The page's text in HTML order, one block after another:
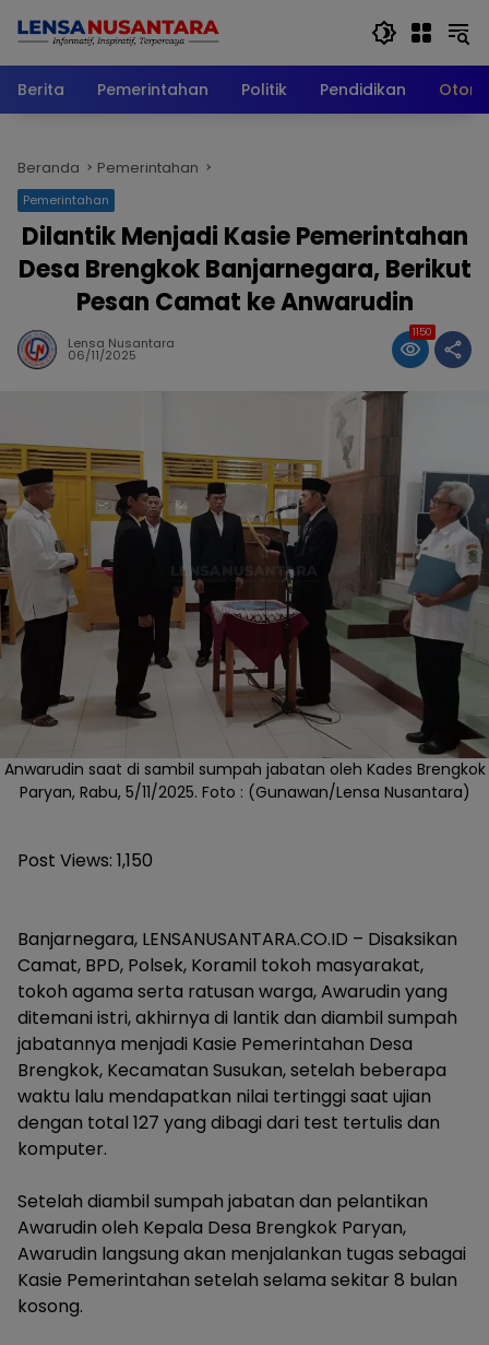
Berita
Pemerintahan Politik Pendidikan
Beranda Pemerintahan
Pemerintahan
‎Dilantik Menjadi Kasie Pemerintahan
Desa Brengkok Banjarnegara, Berikut
Pesan Camat ke Anwarudin
Lensa Nusantara
06/11/2025
1150
Anwarudin saat di sambil sumpah jabatan oleh Kades Brengkok
Paryan, Rabu, 5/11/2025. Foto : (Gunawan/Lensa Nusantara)
Post Views: 1,150
‎Banjarnegara, LENSANUSANTARA.CO.ID – Disaksikan
Camat, BPD, Polsek, Koramil tokoh masyarakat,
tokoh agama serta ratusan warga, Awarudin yang
ditemani istri, akhirnya di lantik dan diambil sumpah
jabatannya menjadi Kasie Pemerintahan Desa
Brengkok, Kecamatan Susukan, setelah beberapa
waktu lalu mendapatkan nilai tertinggi saat ujian
dengan total 127 yang dibagi dari test tertulis dan
komputer.
‎Setelah diambil sumpah jabatan dan pelantikan
Awarudin oleh Kepala Desa Brengkok Paryan,
Awarudin langsung akan menjalankan tugas sebagai
Kasie Pemerintahan setelah selama sekitar 8 bulan
kosong.